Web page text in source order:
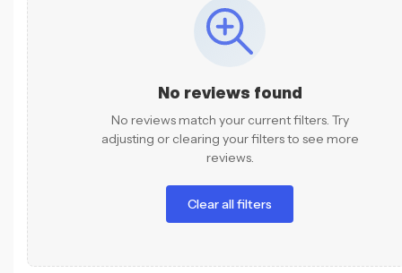
No reviews found
No reviews match your current filters. Try
adjusting or clearing your filters to see more
reviews.
Clear all filters